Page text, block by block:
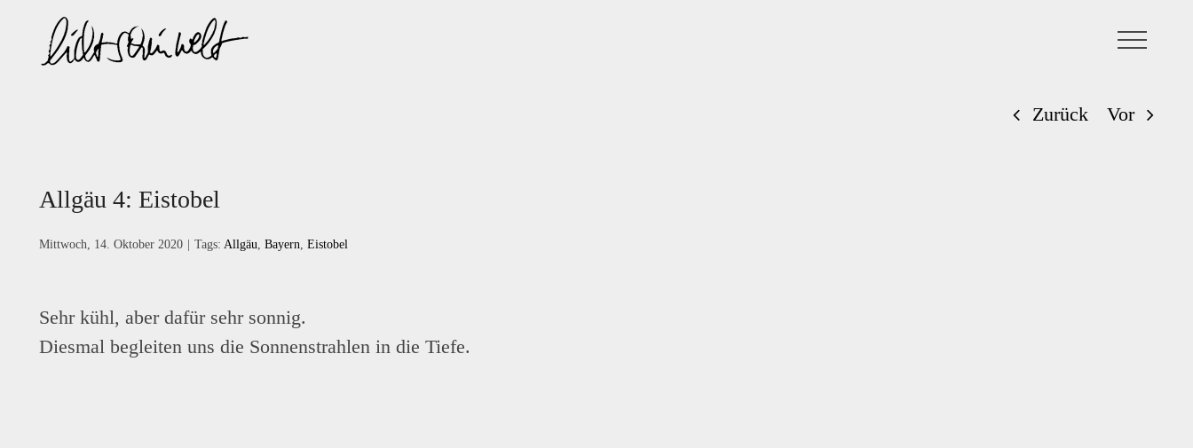
springen
Zurück
Vor
Allgäu 4: Eistobel
Mittwoch, 14. Oktober 2020 Tags: Allgäu, Bayern, Eistobel
Sehr kühl, aber dafür sehr sonnig.
Diesmal begleiten uns die Sonnenstrahlen in die Tiefe.